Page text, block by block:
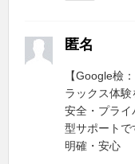
匿名
【Google檢
ラックス体験
安全・プラ
型サポート
明確・安心